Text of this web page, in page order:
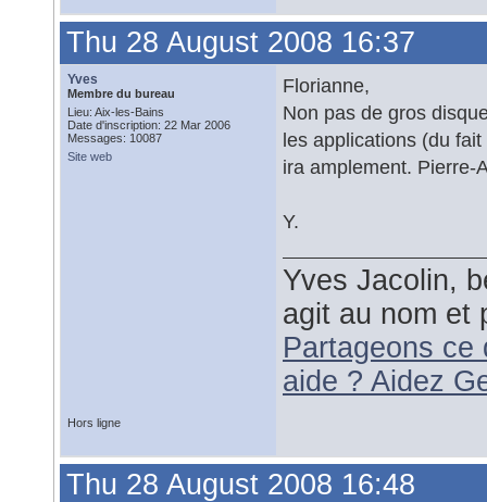
Thu 28 August 2008 16:37
Yves
Membre du bureau
Lieu: Aix-les-Bains
Date d'inscription: 22 Mar 2006
Messages: 10087
Site web
Florianne,
Non pas de gros
les applications (du
ira amplement. Pierre-
Y.
Yves Jacolin,
agit au nom et
Partageons ce
aide ? Aidez
Hors ligne
Thu 28 August 2008 16:48